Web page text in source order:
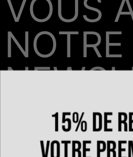
VOUS
NOTRE
15% de